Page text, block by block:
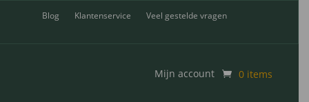
Blog Klantenservice Veel gestelde vragen
Mijn account 0 items